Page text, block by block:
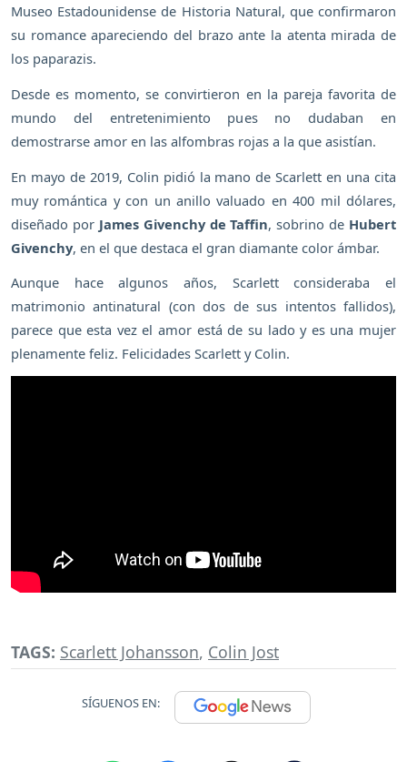
Museo Estadounidense de Historia Natural, que confirmaron
su romance apareciendo del brazo ante la atenta mirada de
los paparazis.
Desde es momento, se convirtieron en la pareja favorita de
mundo del entretenimiento pues no dudaban en
demostrarse amor en las alfombras rojas a la que asistían.
En mayo de 2019, Colin pidió la mano de Scarlett en una cita
muy romántica y con un anillo valuado en 400 mil dólares,
diseñado por James Givenchy de Taffin, sobrino de Hubert
Givenchy, en el que destaca el gran diamante color ámbar.
Aunque hace algunos años, Scarlett consideraba el
matrimonio antinatural (con dos de sus intentos fallidos),
parece que esta vez el amor está de su lado y es una mujer
plenamente feliz. Felicidades Scarlett y Colin.
TAGS: Scarlett Johansson, Colin Jost
SÍGUENOS EN: